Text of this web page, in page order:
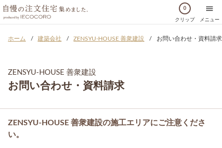
0
クリップ メニュー
ホーム 建築会社 ZENSYU-HOUSE 善衆建設 お問い合わせ・資料請求
ZENSYU-HOUSE 善衆建設
お問い合わせ・資料請求
ZENSYU-HOUSE 善衆建設の施工エリアにご注意くださ
い。